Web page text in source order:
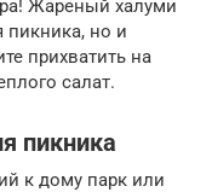
Жареный халуми
пикника, но и
прихватить на
салат.
пикника
к дому парк или